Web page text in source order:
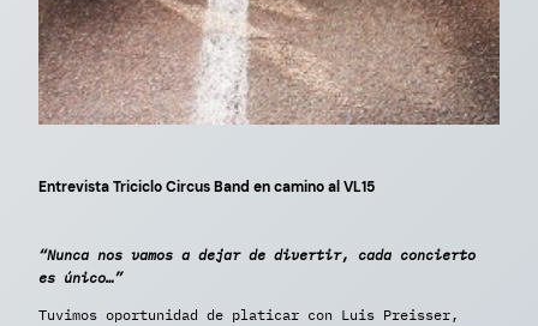
Entrevista Triciclo Circus Band en camino al VL15
“Nunca nos vamos a dejar de divertir, cada concierto
es único…”
Tuvimos oportunidad de platicar con Luis Preisser,